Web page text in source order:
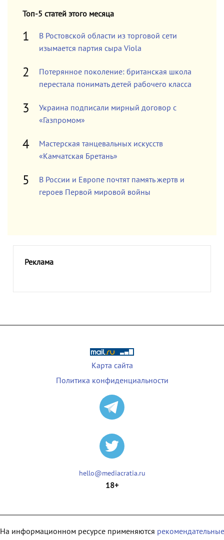
Топ-5 статей этого месяца
В Ростовской области из торговой сети
изымается партия сыра Viola
Потерянное поколение: британская школа
перестала понимать детей рабочего класса
Украина подписали мирный договор с
«Газпромом»
Мастерская танцевальных искусств
«Камчатская Бретань»
В России и Европе почтят память жертв и
героев Первой мировой войны
Реклама
Карта сайта
Политика конфиденциальности
hello@mediacratia.ru
18+
На информационном ресурсе применяются рекомендательные